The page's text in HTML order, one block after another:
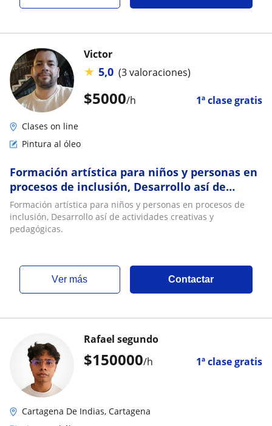
$5000/h 1ª clase gratis
Victor
★ 5,0 (3 valoraciones)
Clases on line
Pintura al óleo
Formación artística para niños y personas en
procesos de inclusión, Desarrollo así de
actividades creativas y pedagógicas
Formación artística para niños y personas en procesos de
inclusión, Desarrollo así de actividades creativas y
pedagógicas.
ver más Contactar
$150000/h 1ª clase gratis
Rafael segundo
Cartagena De Indias, Cartagena